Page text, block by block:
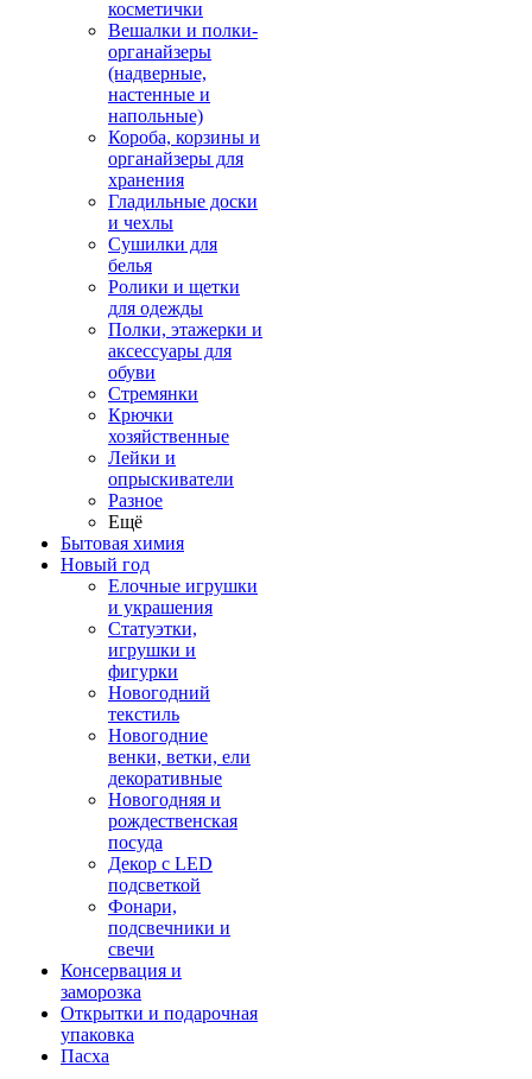
косметички
Вешалки и полки-
органайзеры
(надверные,
настенные и
напольные)
Короба, корзины и
органайзеры для
хранения
Гладильные доски
и чехлы
Сушилки для
белья
Ролики и щетки
для одежды
Полки, этажерки и
аксессуары для
обуви
Стремянки
Крючки
хозяйственные
Лейки и
опрыскиватели
Разное
Ещё
Бытовая химия
Новый год
Елочные игрушки
и украшения
Статуэтки,
игрушки и
фигурки
Новогодний
текстиль
Новогодние
венки, ветки, ели
декоративные
Новогодняя и
рождественская
посуда
Декор с LED
подсветкой
Фонари,
подсвечники и
свечи
Консервация и
заморозка
Открытки и подарочная
упаковка
Пасха